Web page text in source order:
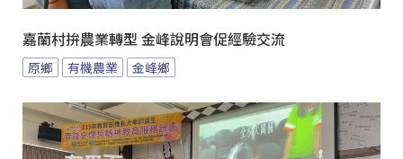
嘉蘭村拚農業轉型 金峰說明會促經驗交流
原鄉 有機農業 金峰鄉